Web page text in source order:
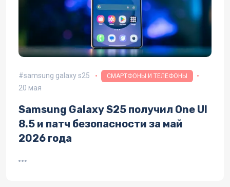
samsung galaxy s25 СМАРТФОНЫ И ТЕЛЕФОНЫ
20 мая
Samsung Galaxy S25 получил One UI
8.5 и патч безопасности за май
2026 года